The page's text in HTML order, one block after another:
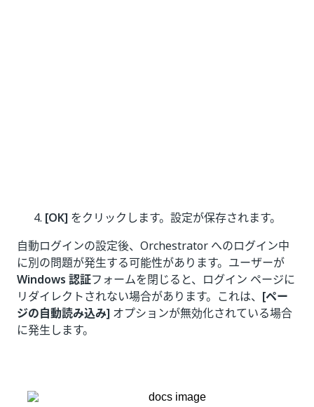
[OK] をクリックします。設定が保存されます。
自動ログインの設定後、Orchestrator へのログイン中
に別の問題が発生する可能性があります。ユーザーが
Windows 認証フォームを閉じると、ログイン ページに
リダイレクトされない場合があります。これは、 [ペー
ジの自動読み込み] オプションが無効化されている場合
に発生します。